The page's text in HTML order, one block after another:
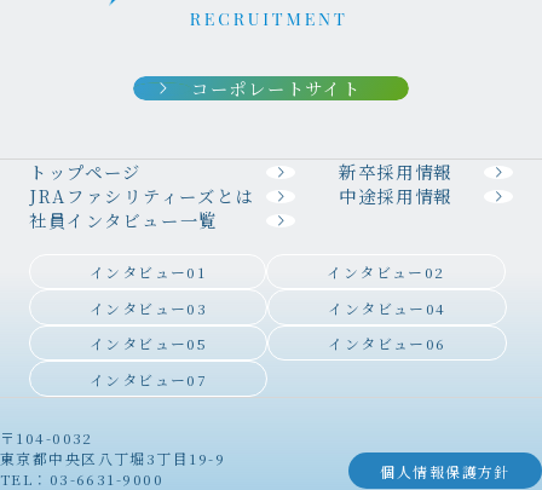
コーポレートサイト
トップページ
JRAファシリティーズとは
社員インタビュー一覧
インタビュー01
インタビュー02
インタビュー03
インタビュー04
インタビュー05
インタビュー06
インタビュー07
新卒採用情報
中途採用情報
〒104-0032
東京都中央区八丁堀3丁目19-9
TEL：03-6631-9000
個人情報保護方針